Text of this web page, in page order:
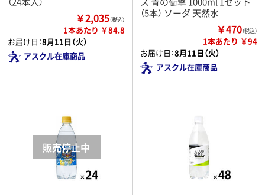
￥2,035（税込）
1本あたり ￥84.8
お届け日：8月11日（火）
アスクル在庫商品
（5本） ソーダ 天然水
￥470（税込）
1本あたり ￥94
お届け日：8月11日（火）
アスクル在庫商品